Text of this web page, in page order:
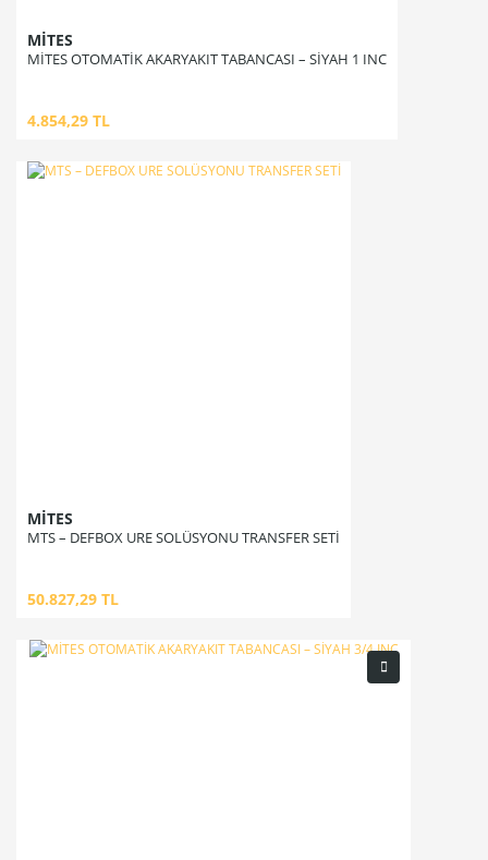
MİTES
MİTES OTOMATİK AKARYAKIT TABANCASI – SİYAH 1 INC
4.854,29 TL
MİTES
MTS – DEFBOX URE SOLÜSYONU TRANSFER SETİ
50.827,29 TL